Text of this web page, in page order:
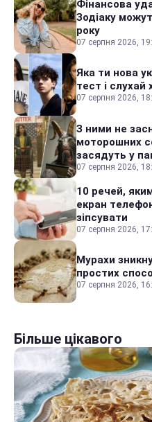
Фінансова
Зодіаку
року
07 серпня 2026,
Яка ти нова
тест і слухай
07 серпня 2026,
З ними не
моторошних
засядуть у
07 серпня 2026,
10 речей,
екран
зіпсувати
07 серпня 2026,
Мурахи
простих
07 серпня 2026,
Більше цікавого